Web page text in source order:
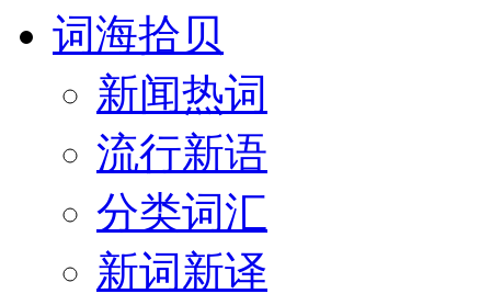
词海拾贝
新闻热词
流行新语
分类词汇
新词新译